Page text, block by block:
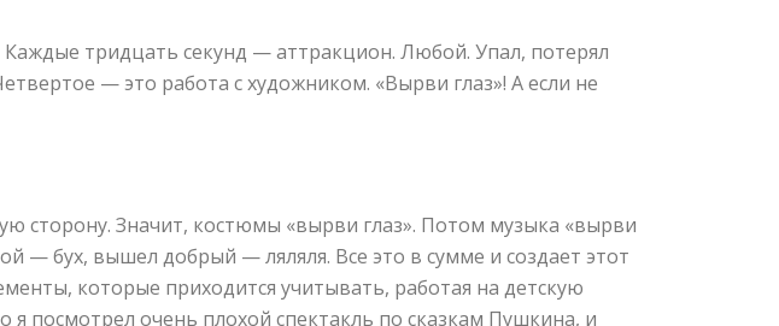
тридцать секунд — аттракцион. Любой. Упал, потерял
— это работа с художником. «Вырви глаз»! А если не
сторону. Значит, костюмы «вырви глаз». Потом музыка «вырви
— бух, вышел добрый — ляляля. Все это в сумме и создает этот
которые приходится учитывать, работая на детскую
посмотрел очень плохой спектакль по сказкам Пушкина, и